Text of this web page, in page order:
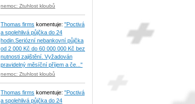
nemoc: Ztuhlost kloubů
Thomas firms komentuje: "Poctivá
a spolehlivá půjčka do 24
hodin.Seriózní nebankovní půjčka
od 2 000 Kč do 60 000 000 Kč bez
nutnosti zajištění. Vyžadován
pravidelný měsíční příjem a če..."
nemoc: Ztuhlost kloubů
Thomas firms komentuje: "Poctivá
a spolehlivá půjčka do 24